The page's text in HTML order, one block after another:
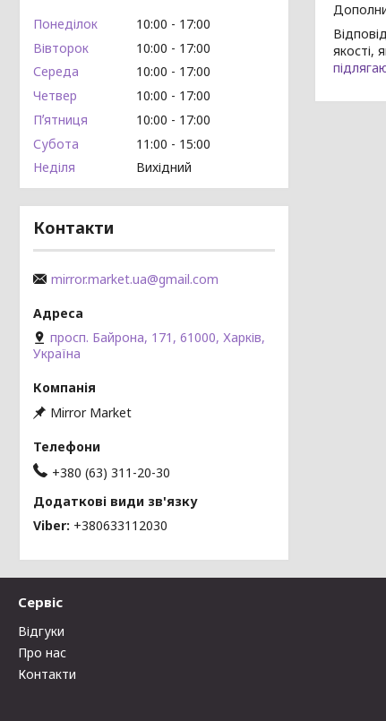
якості,
Понеділок 10:00
17:00
Вівторок
10:00
17:00
Середа
10:00
17:00
Четвер
10:00
17:00
Пʼятниця
10:00
17:00
Субота
11:00
15:00
Неділя
Вихідний
Контакти
mirror.market.ua@gmail.com
просп. Байрона, 171, 61000, Харків,
Україна
Mirror Market
+380 (63) 311-20-30
Viber +380633112030
Сервіс
Відгуки
Про нас
Контакти